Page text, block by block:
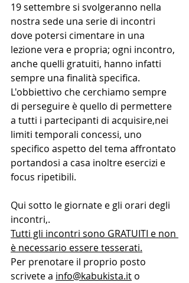
19 settembre si svolgeranno nella
nostra sede una serie di incontri
dove potersi cimentare in una
lezione vera e propria; ogni incontro,
anche quelli gratuiti, hanno infatti
sempre una finalità specifica.
L'obbiettivo che cerchiamo sempre
di perseguire è quello di permettere
a tutti i partecipanti di acquisire,nei
limiti temporali concessi, uno
specifico aspetto del tema affrontato
portandosi a casa inoltre esercizi e
focus ripetibili.
Qui sotto le giornate e gli orari degli
incontri,.
Tutti gli incontri sono GRATUITI e non
è necessario essere tesserati.
Per prenotare il proprio posto
scrivete a info@kabukista.it o